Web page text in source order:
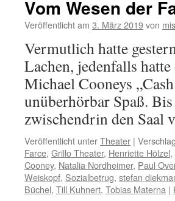
Vom Wesen der
Veröffentlicht am 3. März 2019von
Vermutlich hatte
Lachen, jedenfalls
Michael Cooneys
unüberhörbar Spaß.
zwischendrin den
Veröffentlicht unterTheater |
Farce, Grillo Theater, Henriette Hölzel,
Cooney, Natalia Nordheimer, Paul
Weiskopf, Sozialbetrug, stefan
Büchel, Till Kuhnert, Tobias Materna |